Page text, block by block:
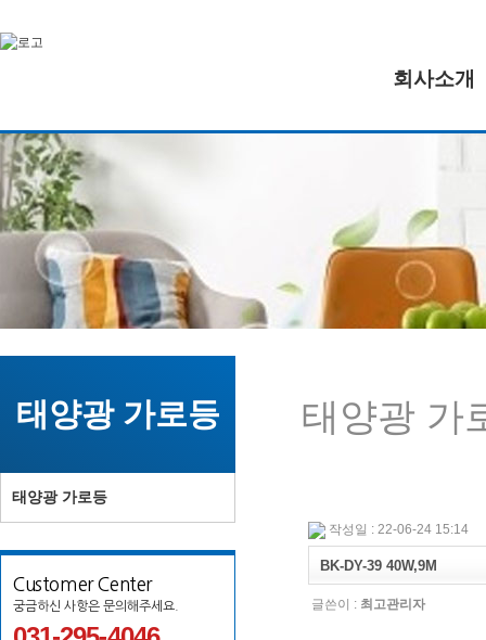
회사소개
태양광 가로등
태양광 가로등
Customer Center
궁금하신 사항은 문의해주세요.
태양광 가
작성일 : 22-06-24 15:14
BK-DY-39 40W,9M
글쓴이 : 최고관리자